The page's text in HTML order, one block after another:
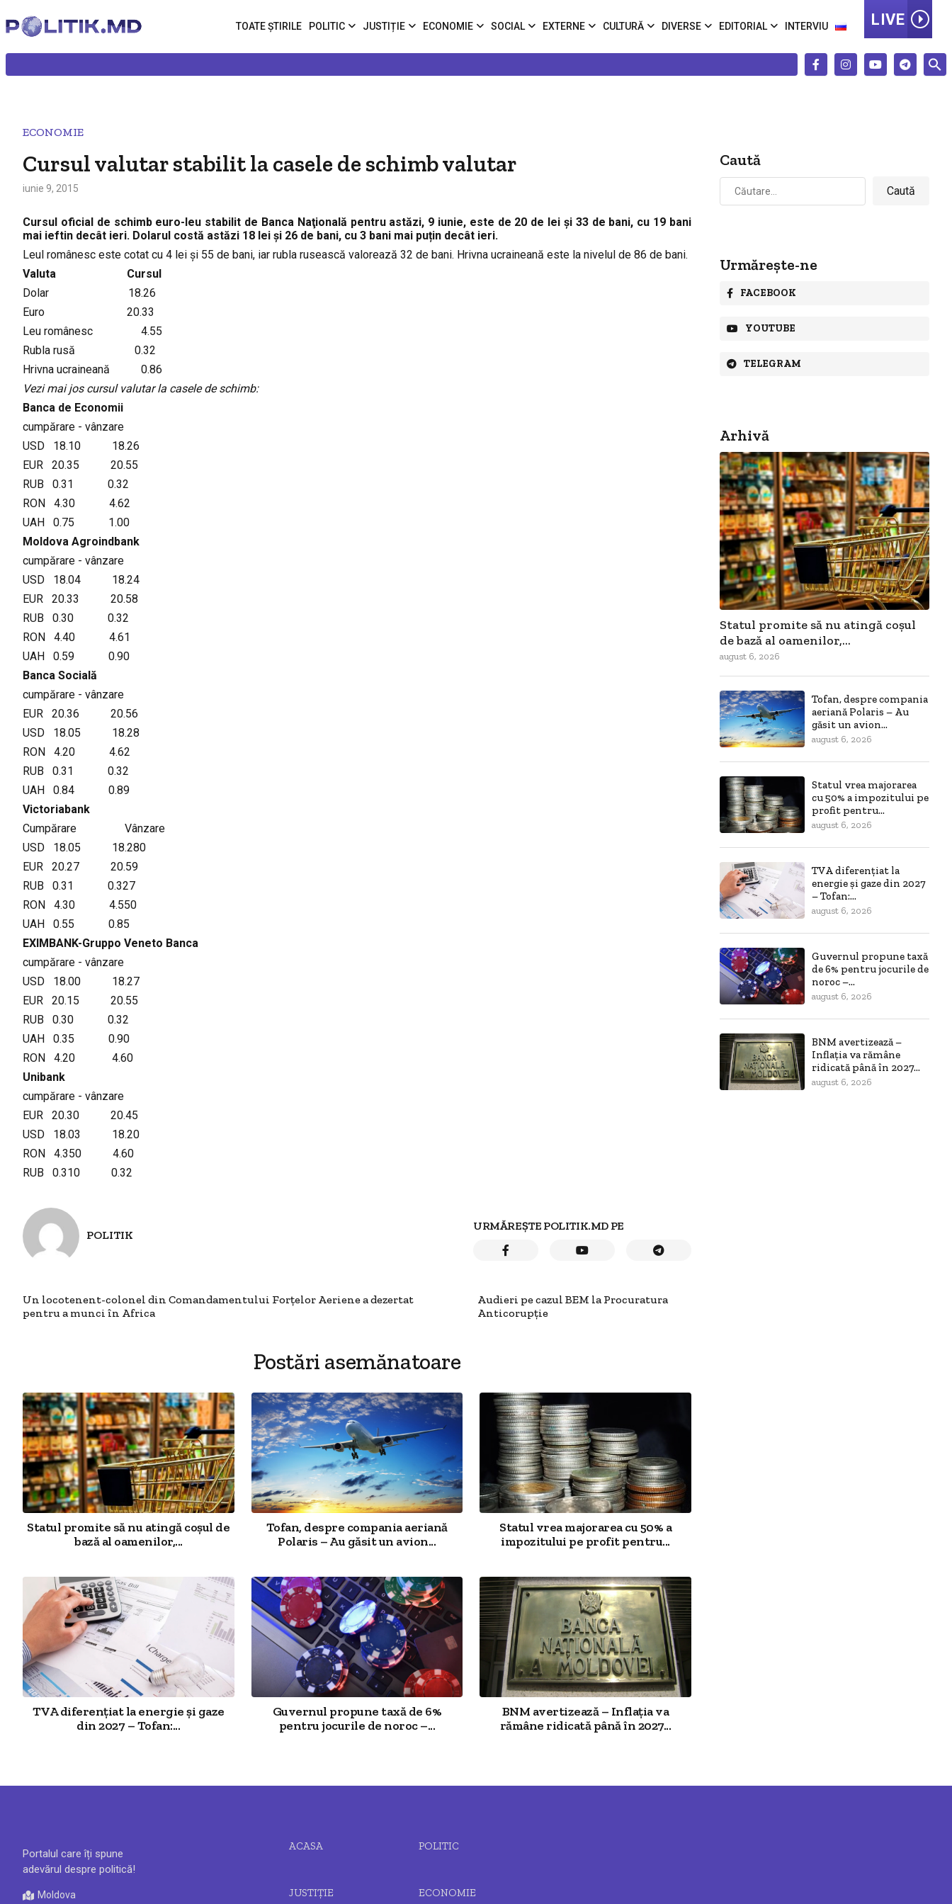
TOATE ȘTIRILE POLITIC JUSTIȚIE ECONOMIE SOCIAL EXTERNE CULTURĂ DIVERSE EDITORIAL INTERVIU LIVE
ECONOMIE
Cursul valutar stabilit la casele de schimb valutar
iunie 9, 2015
Cursul oficial de schimb euro-leu stabilit de Banca Naţională pentru astăzi, 9 iunie, este de 20 de lei şi 33 de bani, cu 19 bani
mai ieftin decât ieri. Dolarul costă astăzi 18 lei şi 26 de bani, cu 3 bani mai puțin decât ieri.
Leul românesc este cotat cu 4 lei şi 55 de bani, iar rubla rusească valorează 32 de bani. Hrivna ucraineană este la nivelul de 86 de bani.
Valuta Cursul
Dolar 18.26
Euro 20.33
Leu românesc 4.55
Rubla rusă 0.32
Hrivna ucraineană 0.86
Vezi mai jos cursul valutar la casele de schimb:
Banca de Economii
cumpărare - vânzare
USD 18.10 18.26
EUR 20.35 20.55
RUB 0.31 0.32
RON 4.30 4.62
UAH 0.75 1.00
Moldova Agroindbank
cumpărare - vânzare
USD 18.04 18.24
EUR 20.33 20.58
RUB 0.30 0.32
RON 4.40 4.61
UAH 0.59 0.90
Banca Socială
cumpărare - vânzare
EUR 20.36 20.56
USD 18.05 18.28
RON 4.20 4.62
RUB 0.31 0.32
UAH 0.84 0.89
Victoriabank
Cumpărare Vânzare
USD 18.05 18.280
EUR 20.27 20.59
RUB 0.31 0.327
RON 4.30 4.550
UAH 0.55 0.85
EXIMBANK-Gruppo Veneto Banca
cumpărare - vânzare
USD 18.00 18.27
EUR 20.15 20.55
RUB 0.30 0.32
UAH 0.35 0.90
RON 4.20 4.60
Unibank
cumpărare - vânzare
EUR 20.30 20.45
USD 18.03 18.20
RON 4.350 4.60
RUB 0.310 0.32
POLITIK
URMĂREȘTE POLITIK.MD PE
Un locotenent-colonel din Comandamentului Forţelor Aeriene a dezertat
pentru a munci în Africa
Audieri pe cazul BEM la Procuratura
Anticorupție
Postări asemănatoare
Statul promite să nu atingă coșul de
bază al oamenilor,...
Tofan, despre compania aeriană
Polaris – Au găsit un avion...
Statul vrea majorarea cu 50% a
impozitului pe profit pentru...
TVA diferențiat la energie și gaze
din 2027 – Tofan:...
Guvernul propune taxă de 6%
pentru jocurile de noroc –...
BNM avertizează – Inflația va
rămâne ridicată până în 2027...
Caută
Caută
după:
Urmărește-ne
FACEBOOK
YOUTUBE
TELEGRAM
Arhivă
Statul promite să nu atingă coșul
de bază al oamenilor,...
august 6, 2026
Tofan, despre compania
aeriană Polaris – Au
găsit un avion...
august 6, 2026
Statul vrea majorarea
cu 50% a impozitului pe
profit pentru...
august 6, 2026
TVA diferențiat la
energie și gaze din 2027
– Tofan:...
august 6, 2026
Guvernul propune taxă
de 6% pentru jocurile de
noroc –...
august 6, 2026
BNM avertizează –
Inflația va rămâne
ridicată până în 2027...
august 6, 2026
Portalul care îți spune
adevărul despre politică!
Moldova
ACASA POLITIC
JUSTIȚIE ECONOMIE